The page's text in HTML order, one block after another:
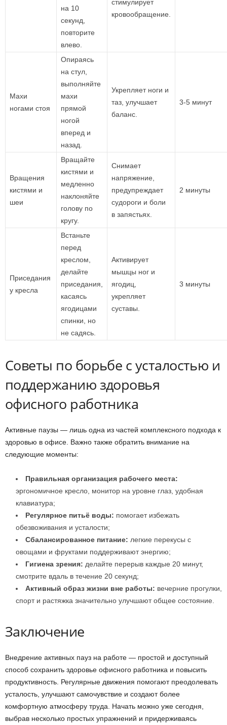
на 10
секунд,
повторите
влево.
стимулирует
кровообращение.
Махи
ногами стоя
Опираясь
на стул,
выполняйте
махи
прямой
ногой
вперед и
назад.
Укрепляет ноги и
таз, улучшает
баланс.
3-5 минут
Вращения
кистями и
шеи
Вращайте
кистями и
медленно
наклоняйте
голову по
кругу.
Снимает
напряжение,
предупреждает
судороги и боли
в запястьях.
2 минуты
Приседания
у кресла
Встаньте
перед
креслом,
делайте
приседания,
касаясь
ягодицами
спинки, но
не садясь.
Активирует
мышцы ног и
ягодиц,
укрепляет
суставы.
3 минуты
Советы по борьбе с усталостью и
поддержанию здоровья
офисного работника
Активные паузы — лишь одна из частей комплексного подхода к
здоровью в офисе. Важно также обратить внимание на
следующие моменты:
Правильная организация рабочего места:
эргономичное кресло, монитор на уровне глаз, удобная
клавиатура;
Регулярное питьё воды: помогает избежать
обезвоживания и усталости;
Сбалансированное питание: легкие перекусы с
овощами и фруктами поддерживают энергию;
Гигиена зрения: делайте перерыв каждые 20 минут,
смотрите вдаль в течение 20 секунд;
Активный образ жизни вне работы: вечерние прогулки,
спорт и растяжка значительно улучшают общее состояние.
Заключение
Внедрение активных пауз на работе — простой и доступный
способ сохранить здоровье офисного работника и повысить
продуктивность. Регулярные движения помогают преодолевать
усталость, улучшают самочувствие и создают более
комфортную атмосферу труда. Начать можно уже сегодня,
выбрав несколько простых упражнений и придерживаясь